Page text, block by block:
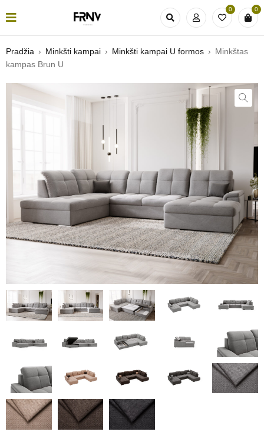
0 0
Pradžia › Minkšti kampai › Minkšti kampai U formos › Minkštas
kampas Brun U